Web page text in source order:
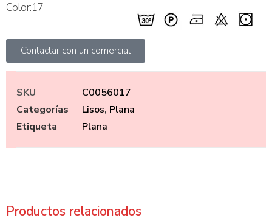
Color:17
Contactar con un comercial
SKU
C0056017
Categorías
Lisos, Plana
Etiqueta
Plana
Productos relacionados